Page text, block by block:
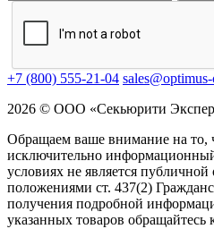
+7 (800) 555-21-04
2026 © ООО «Секьюрити
Обращаем ваше внимание на то,
исключительно
условиях не является
положениями ст. 437(2)
получения подробной
указанных товаров